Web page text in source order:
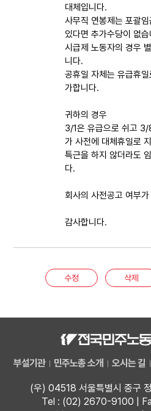
대체입니다.
사무직 연봉제는 포괄
있다면 추가수당이 없습
시급제 노동자의 경우
니다.
공휴일 자체는 유급휴
가합니다.
귀하의 경우
3/1은 유급으로 쉬고
가 사전에 대체휴일로
특근을 하지 않더라도
다.
회사의 사전공고 여부
감사합니다.
수정 삭제
부설기관 민주노총 소개 오시는 길
(우) 04518 서울특별시 중구
Tel : (02) 2670-9100 |